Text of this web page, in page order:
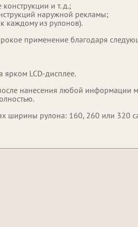
и т. д.;
наружной рекламы;
каждому из рулонов).
применение благодаря
ярком LCD-дисплее.
нанесения любой информации
ширины рулона: 160, 260 или 320